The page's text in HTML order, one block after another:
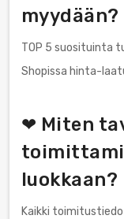
myydään?
TOP 5 suosituinta
Shopissa hinta-
❤ Miten
luokkaan?
Kaikki